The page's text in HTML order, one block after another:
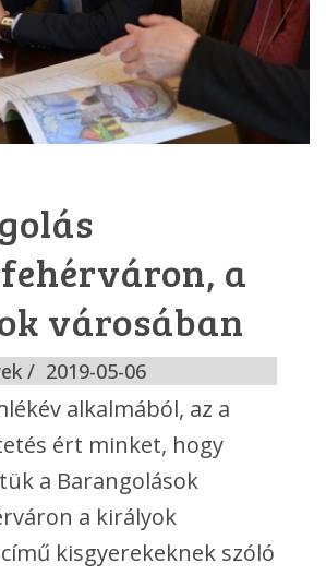
a
városában
2019-05-06
alkalmából, az a
ért minket, hogy
a Barangolások
a királyok
kisgyerekeknek szóló